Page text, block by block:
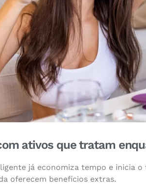
ativos que tratam
já economiza tempo e inicia
oferecem benefícios extras.